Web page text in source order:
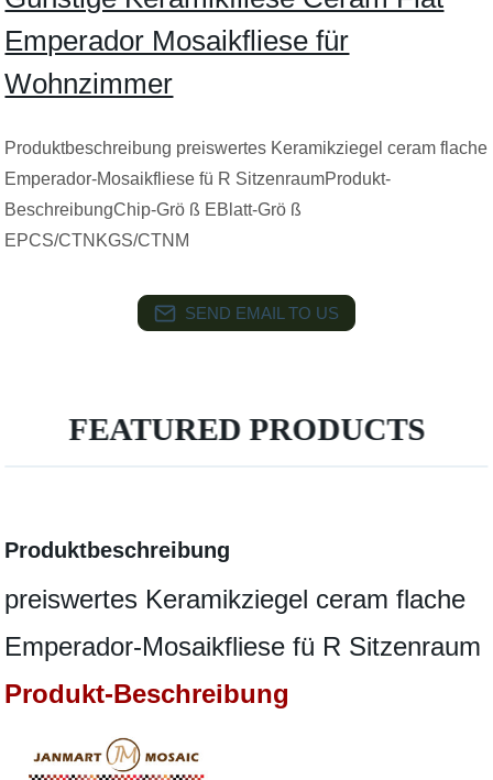
Emperador Mosaikfliese für
Wohnzimmer
Produktbeschreibung preiswertes Keramikziegel ceram flache
Emperador-Mosaikfliese fü R SitzenraumProdukt-
BeschreibungChip-Grö ß EBlatt-Grö ß
EPCS/CTNKGS/CTNM
SEND EMAIL TO US
FEATURED PRODUCTS
Produktbeschreibung
preiswertes Keramikziegel ceram flache
Emperador-Mosaikfliese fü R Sitzenraum
Produkt-Beschreibung